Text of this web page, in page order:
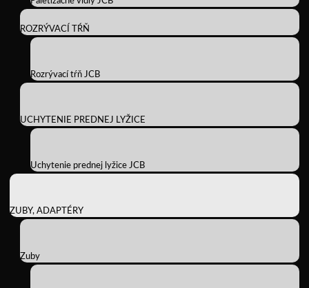
ROZRÝVACÍ TŔŇ
Rozrývací tŕň JCB
UCHYTENIE PREDNEJ LYŽICE
Uchytenie prednej lyžice JCB
ZUBY, ADAPTÉRY
Zuby